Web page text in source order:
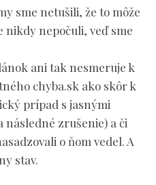
sme netušili, že to môže
nikdy nepočuli, veď sme
ani tak nesmeruje k
chyba.sk ako skôr k
prípad s jasnými
následné zrušenie) a či
o ňom vedel. A
stav.